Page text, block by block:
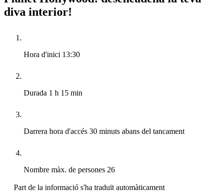
diva interior!
Hora d'inici 13:30
Durada 1 h 15 min
Darrera hora d'accés 30 minuts abans del tancament
Nombre màx. de persones 26
Part de la informació s'ha traduït automàticament